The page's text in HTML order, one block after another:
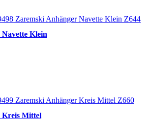
Klein
Kreis Mittel